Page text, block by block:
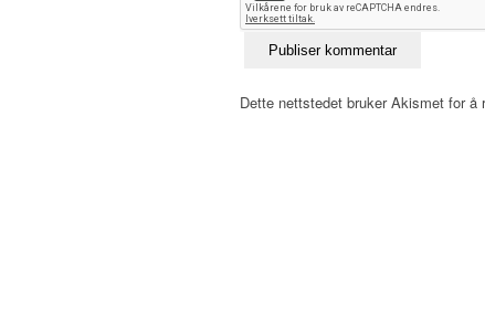
Dette nettstedet bruker Akismet for å